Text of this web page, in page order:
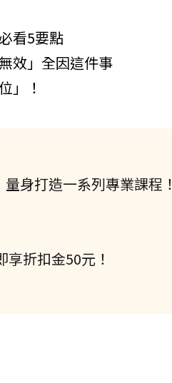
看5要點
效」全因這件事
」！
身打造一系列專業課程！
折扣金50元！